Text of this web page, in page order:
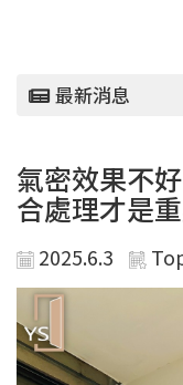
最新消息
氣密效果不
合處理才是
2025.6.3